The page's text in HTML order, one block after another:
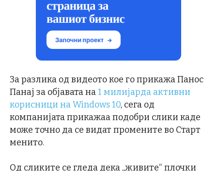
За разлика од видеото кое го прикажа Панос
Панај за објавата на1 милијарда активни
корисници на Windows 10, сега од
компанијата прикажаа подобри слики каде
може точно да се видат промените во Старт
менито.
Од сликите се гледа дека „живите“ плочки